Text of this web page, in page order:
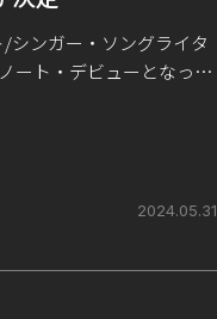
シンガー・ソングライタ
ート・デビューとなった
2024.05.31